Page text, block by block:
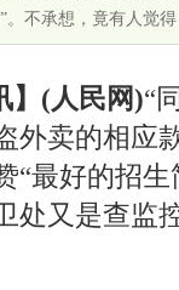
不承想，竟有人觉
】(人民网)“
外卖的相
“最好的招
处又是查监